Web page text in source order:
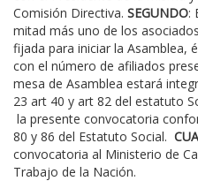
Comisión Directiva. SEGUNDO:
mitad más uno de los
fijada para iniciar la Asamblea,
con el número de afiliados
mesa de Asamblea estará
23 art 40 y art 82 del estatuto
la presente convocatoria
80 y 86 del Estatuto Social.
convocatoria al Ministerio de
Trabajo de la Nación.